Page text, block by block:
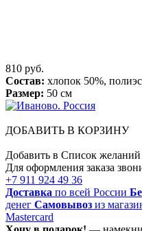
810 руб.
Состав: хлопок 50%,
Размер: 50 см
ДОБАВИТЬ В КОРЗИНУ
Добавить в Список желаний
Для оформления заказа
+7 911 924 49 36
Доставка по всей России
денег Самовывоз из
Mastercard